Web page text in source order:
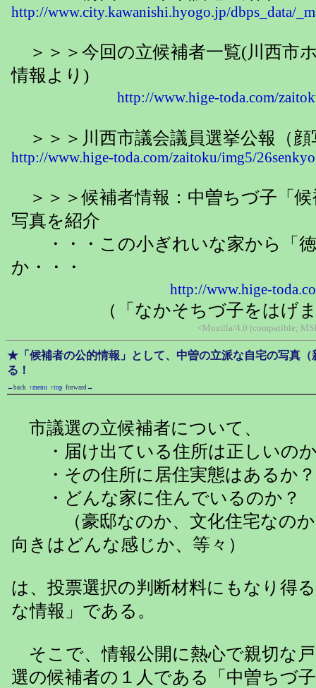
http://www.city.kawanishi.hyogo.jp/dbps_data/
＞＞＞今回の立候補者一覧(川西市
情報より)
http://www.hige-toda.com/
＞＞＞川西市議会議員選挙公報（
http://www.hige-toda.com/zaitoku/img5/
＞＞＞候補者情報：中曽ちづ子「
写真を紹介
・・・この小ぎれいな家から「徳
か・・・
http://www.hige-
（「なかそちづ子をはげます
<Mozilla/4.0 (compatible;
★「候補者の公的情報」として、中曽の立派な自宅の写真（
る！
←back ↑menu ↑top forward→
市議選の立候補者について、
・届け出ている住所は正しいの
・その住所に居住実態はあるか？
・どんな家に住んでいるのか？
（豪邸なのか、文化住宅なのか
向きはどんな感じか、等々）
は、投票選択の判断材料にもなり得
な情報」である。
そこで、情報公開に熱心で親切な
選の候補者の１人である「中曽ちづ